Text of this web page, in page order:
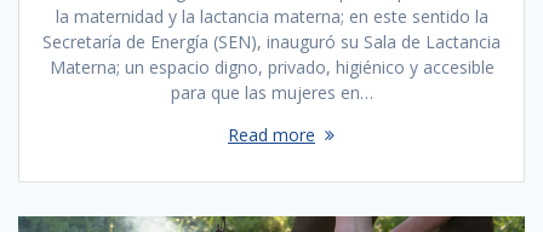
la maternidad y la lactancia materna; en este sentido la
Secretaría de Energía (SEN), inauguró su Sala de Lactancia
Materna; un espacio digno, privado, higiénico y accesible
para que las mujeres en…
Read more